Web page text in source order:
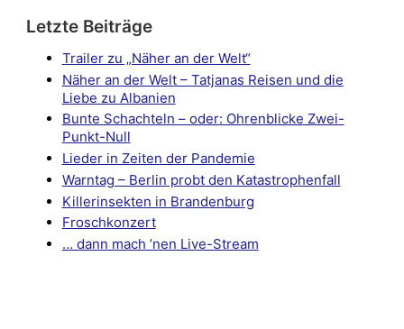
Letzte Beiträge
Trailer zu „Näher an der Welt“
Näher an der Welt – Tatjanas Reisen und die
Liebe zu Albanien
Bunte Schachteln – oder: Ohrenblicke Zwei-
Punkt-Null
Lieder in Zeiten der Pandemie
Warntag – Berlin probt den Katastrophenfall
Killerinsekten in Brandenburg
Froschkonzert
… dann mach ’nen Live-Stream